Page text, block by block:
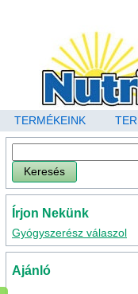
TERMÉKEINK
Írjon Nekünk
Gyógyszerész válaszol
Ajánló